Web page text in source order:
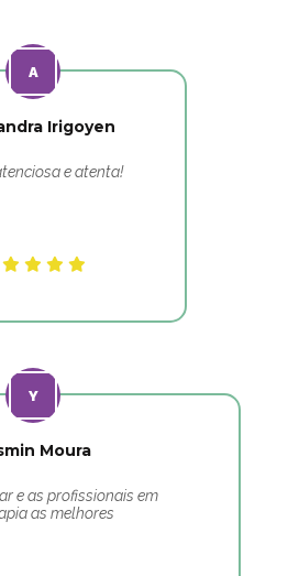
Irigoyen
e atenta!
Moura
e as profissionais em
as melhores